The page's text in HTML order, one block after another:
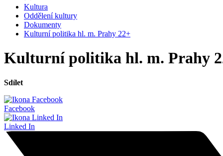
Kultura
Oddělení kultury
Dokumenty
Kulturní politika hl. m. Prahy 22+
Kulturní politika hl. m. Prahy
Sdílet
Facebook
Linked In